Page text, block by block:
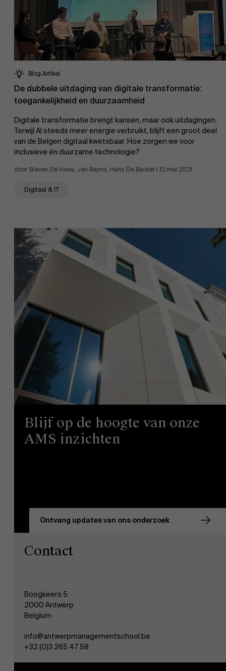
Blog Artikel
De dubbele uitdaging van digitale transformatie:
toegankelijkheid en duurzaamheid
Digitale transformatie brengt kansen, maar ook uitdagingen.
Terwijl AI steeds meer energie verbruikt, blijft een groot deel
van de Belgen digitaal kwetsbaar. Hoe zorgen we voor
inclusieve én duurzame technologie?
door Steven De Haes, Jan Beyne, Hans De Backer | 12 mei 2021
Digitaal & IT
Blijf op de hoogte van onze
AMS inzichten
Ontvang updates van ons onderzoek
Contact
Boogkeers 5
2000 Antwerp
Belgium
info@antwerpmanagementschool.be
+32 (0)3 265 47 58